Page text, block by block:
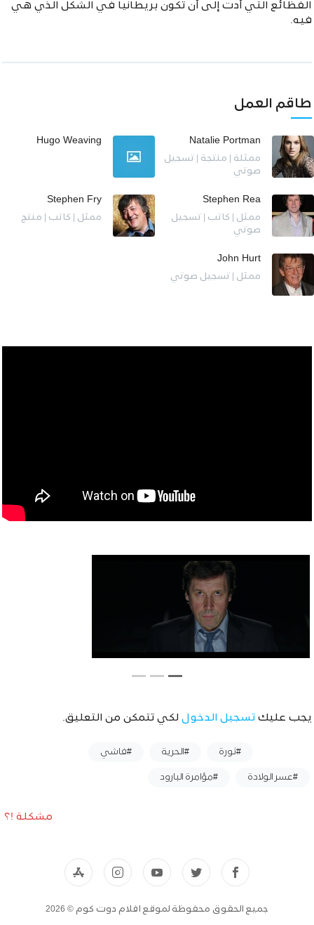
الفظائع التي أدت إلى أن تكون بريطانيا في الشكل الذي هي
فيه.
طاقم العمل
Natalie Portman
ممثلة | منتجة | تسجيل
صوتي
Hugo Weaving
Stephen Rea
ممثل | كاتب | تسجيل
صوتي
Stephen Fry
ممثل | كاتب | منتج
John Hurt
ممثل | تسجيل صوتي
يجب عليك تسجيل الدخول لكي تتمكن من التعليق.
#ثورة #الحرية #فاشي
#عسر الولادة #مؤامرة البارود
مشكلة !؟
جميع الحقوق محفوظة لموقع افلام دوت كوم © 2026